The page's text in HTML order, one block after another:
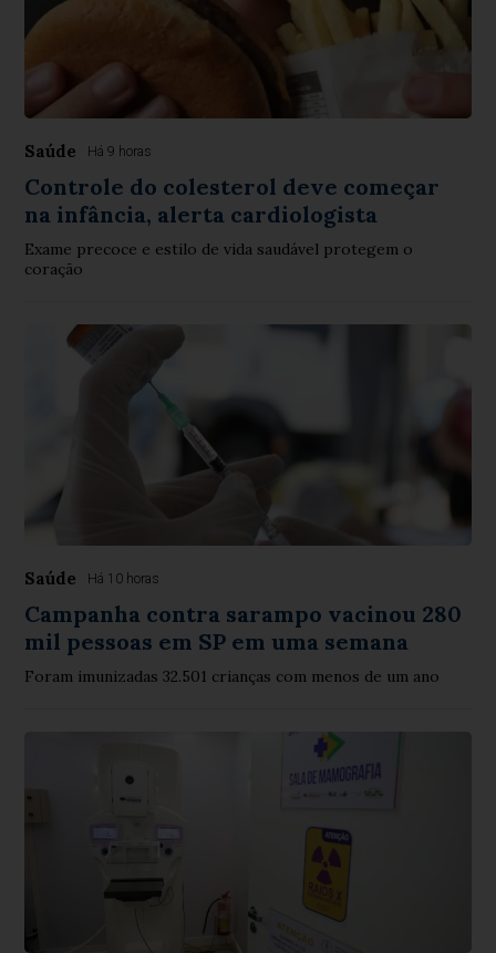
Saúde Há 9 horas
Controle do colesterol deve começar
na infância, alerta cardiologista
Exame precoce e estilo de vida saudável protegem o
coração
Saúde Há 10 horas
Campanha contra sarampo vacinou 280
mil pessoas em SP em uma semana
Foram imunizadas 32.501 crianças com menos de um ano